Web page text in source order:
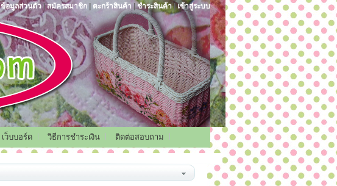
ข้อมูลส่วนตัว|สมัครสมาชิก ตะกร้าสินค้า |ชำระสินค้า|เข้าสู่ระบบ
เว็บบอร์ด วิธีการชำระเงิน ติดต่อสอบถาม